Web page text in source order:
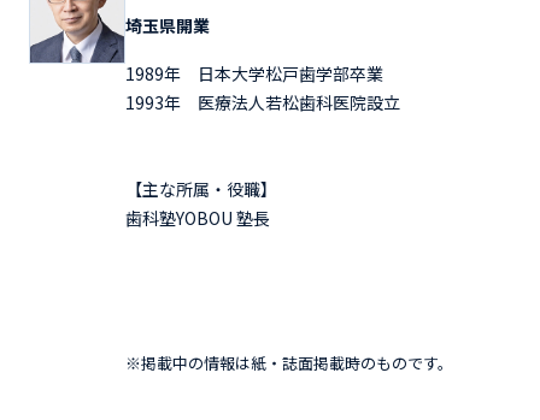
埼玉県開業
1989年 日本大学松戸歯学部卒業
1993年 医療法人若松歯科医院設立
【主な所属・役職】
歯科塾YOBOU 塾長
※掲載中の情報は紙・誌面掲載時のものです。